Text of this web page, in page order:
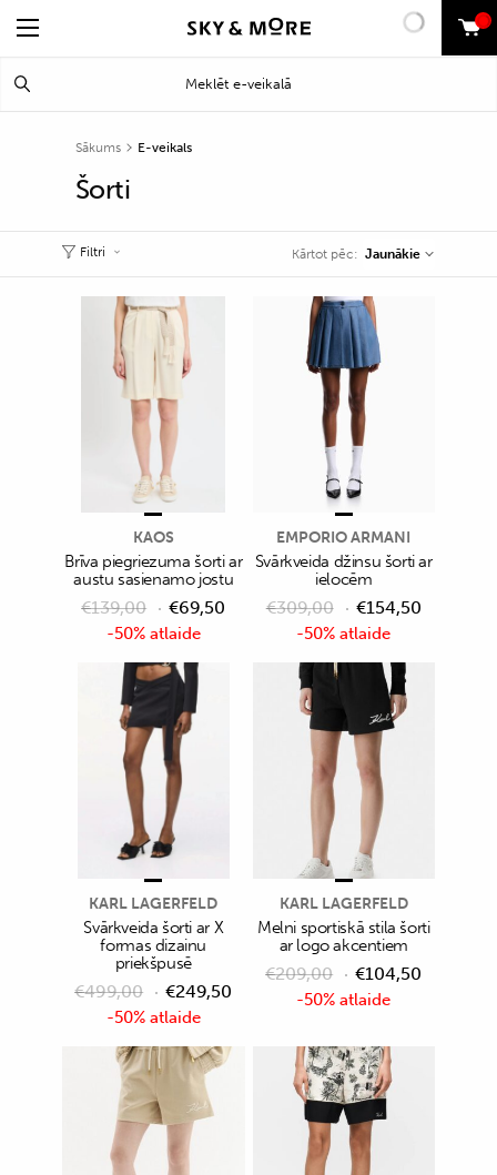
0
Sākums E-veikals
Šorti
Filtri Kārtot pēc: Jaunākie
-50% atlaide
KAOS
Brīva piegriezuma šorti ar
austu sasienamo jostu
€139,00 €69,50
-50% atlaide
EMPORIO ARMANI
Svārkveida džinsu šorti ar
ielocēm
€309,00 €154,50
-50% atlaide
KARL LAGERFELD
Svārkveida šorti ar X
formas dizainu
priekšpusē
€499,00 €249,50 -50% atlaide
KARL LAGERFELD
Melni sportiskā stila šorti
ar logo akcentiem
€209,00 €104,50